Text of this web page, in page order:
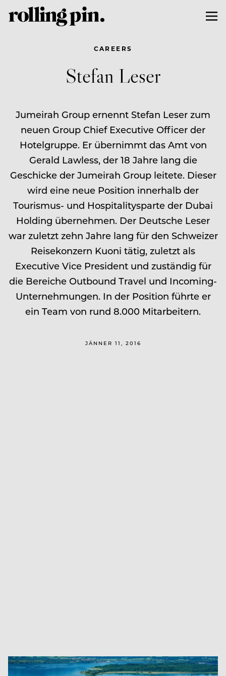
CAREERS
Stefan Leser
Jumeirah Group ernennt Stefan Leser zum
neuen Group Chief Executive Officer der
Hotelgruppe. Er übernimmt das Amt von
Gerald Lawless, der 18 Jahre lang die
Geschicke der Jumeirah Group leitete. Dieser
wird eine neue Position innerhalb der
Tourismus- und Hospitalitysparte der Dubai
Holding übernehmen. Der Deutsche Leser
war zuletzt zehn Jahre lang für den Schweizer
Reisekonzern Kuoni tätig, zuletzt als
Executive Vice President und zuständig für
die Bereiche Outbound Travel und Incoming-
Unternehmungen. In der Position führte er
ein Team von rund 8.000 Mitarbeitern.
JÄNNER 11, 2016